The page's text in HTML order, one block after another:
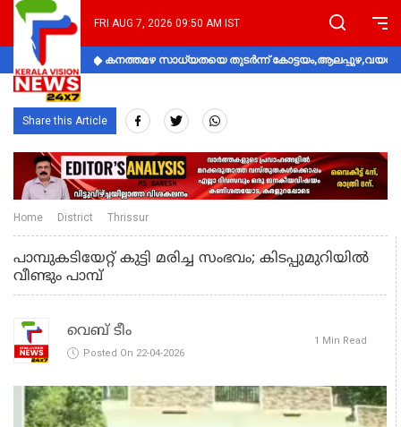
FRI AUG 7, 2026 09:50 AM IST
കനത്തമഴ സാധ്യതയെ തുടർന്ന്
Share this Article
Home District Thrissur
പാമ്പുകടിയേറ്റ് കുട്ടി മരിച്ച സംഭവം; കിടപ്പുമുറിയില്‍
വീണ്ടും പാമ്പ്
വെബ് ടീം
Posted On 22-04-2026
1 Min Read